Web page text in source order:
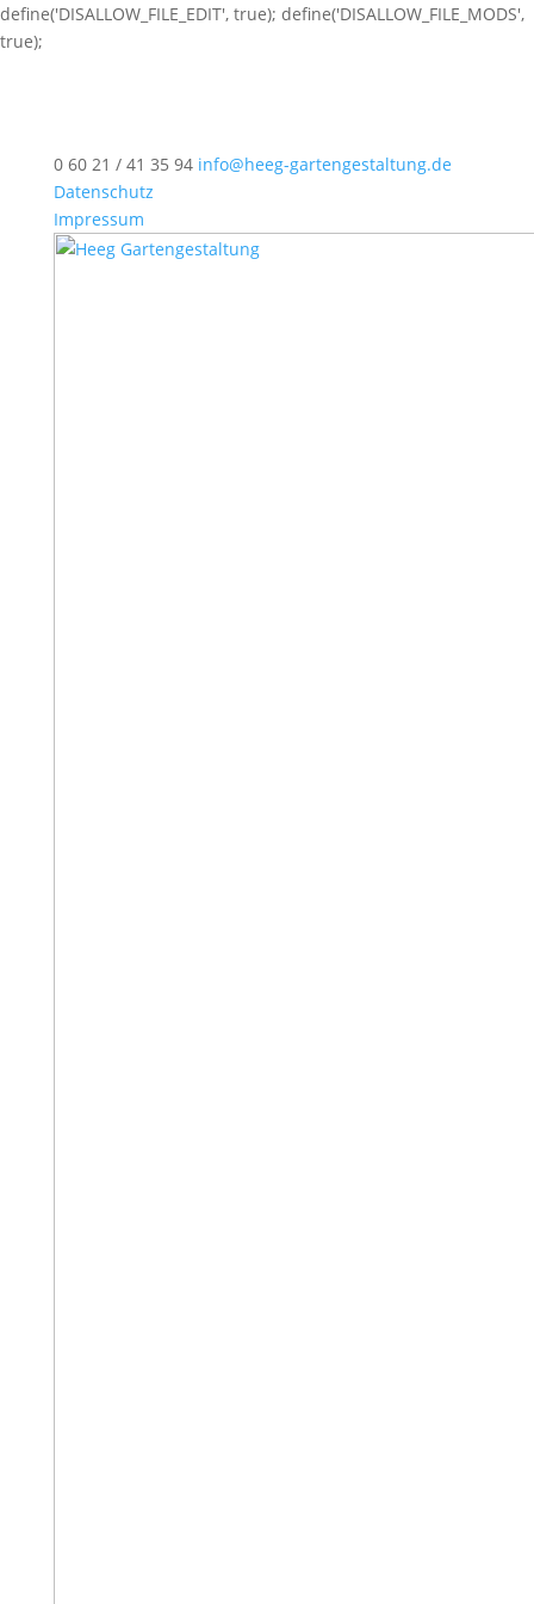
define('DISALLOW_FILE_EDIT', true); define('DISALLOW_FILE_MODS',
true);
0 60 21 / 41 35 94 info@heeg-gartengestaltung.de
Datenschutz
Impressum